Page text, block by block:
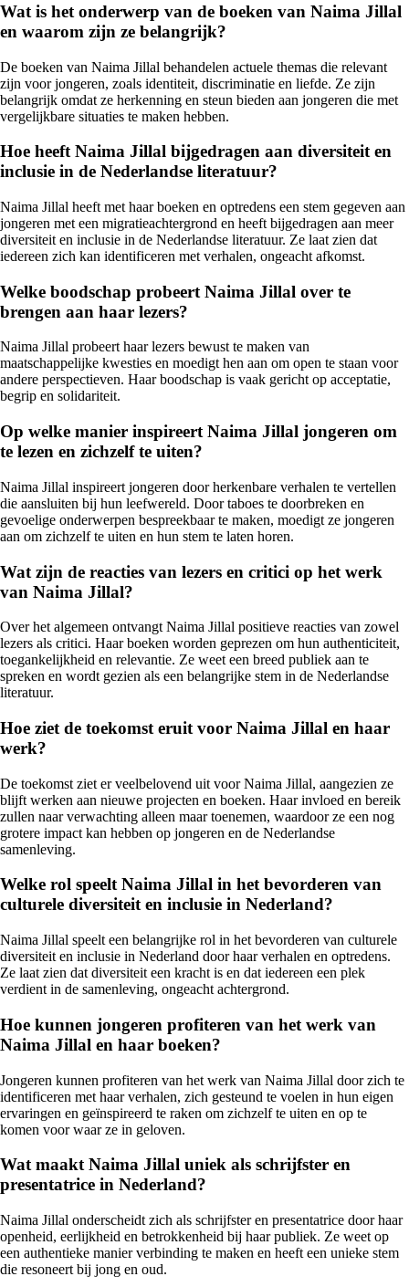
Wat is het onderwerp van de boeken van Naima Jillal
en waarom zijn ze belangrijk?
De boeken van Naima Jillal behandelen actuele themas die relevant
zijn voor jongeren, zoals identiteit, discriminatie en liefde. Ze zijn
belangrijk omdat ze herkenning en steun bieden aan jongeren die met
vergelijkbare situaties te maken hebben.
Hoe heeft Naima Jillal bijgedragen aan diversiteit en
inclusie in de Nederlandse literatuur?
Naima Jillal heeft met haar boeken en optredens een stem gegeven aan
jongeren met een migratieachtergrond en heeft bijgedragen aan meer
diversiteit en inclusie in de Nederlandse literatuur. Ze laat zien dat
iedereen zich kan identificeren met verhalen, ongeacht afkomst.
Welke boodschap probeert Naima Jillal over te
brengen aan haar lezers?
Naima Jillal probeert haar lezers bewust te maken van
maatschappelijke kwesties en moedigt hen aan om open te staan voor
andere perspectieven. Haar boodschap is vaak gericht op acceptatie,
begrip en solidariteit.
Op welke manier inspireert Naima Jillal jongeren om
te lezen en zichzelf te uiten?
Naima Jillal inspireert jongeren door herkenbare verhalen te vertellen
die aansluiten bij hun leefwereld. Door taboes te doorbreken en
gevoelige onderwerpen bespreekbaar te maken, moedigt ze jongeren
aan om zichzelf te uiten en hun stem te laten horen.
Wat zijn de reacties van lezers en critici op het werk
van Naima Jillal?
Over het algemeen ontvangt Naima Jillal positieve reacties van zowel
lezers als critici. Haar boeken worden geprezen om hun authenticiteit,
toegankelijkheid en relevantie. Ze weet een breed publiek aan te
spreken en wordt gezien als een belangrijke stem in de Nederlandse
literatuur.
Hoe ziet de toekomst eruit voor Naima Jillal en haar
werk?
De toekomst ziet er veelbelovend uit voor Naima Jillal, aangezien ze
blijft werken aan nieuwe projecten en boeken. Haar invloed en bereik
zullen naar verwachting alleen maar toenemen, waardoor ze een nog
grotere impact kan hebben op jongeren en de Nederlandse
samenleving.
Welke rol speelt Naima Jillal in het bevorderen van
culturele diversiteit en inclusie in Nederland?
Naima Jillal speelt een belangrijke rol in het bevorderen van culturele
diversiteit en inclusie in Nederland door haar verhalen en optredens.
Ze laat zien dat diversiteit een kracht is en dat iedereen een plek
verdient in de samenleving, ongeacht achtergrond.
Hoe kunnen jongeren profiteren van het werk van
Naima Jillal en haar boeken?
Jongeren kunnen profiteren van het werk van Naima Jillal door zich te
identificeren met haar verhalen, zich gesteund te voelen in hun eigen
ervaringen en geïnspireerd te raken om zichzelf te uiten en op te
komen voor waar ze in geloven.
Wat maakt Naima Jillal uniek als schrijfster en
presentatrice in Nederland?
Naima Jillal onderscheidt zich als schrijfster en presentatrice door haar
openheid, eerlijkheid en betrokkenheid bij haar publiek. Ze weet op
een authentieke manier verbinding te maken en heeft een unieke stem
die resoneert bij jong en oud.